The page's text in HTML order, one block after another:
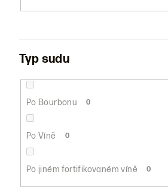
Typ sudu
Po Bourbonu 0
Po Víně 0
Po jiném fortifikovaném víně 0